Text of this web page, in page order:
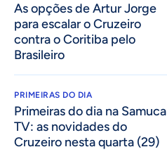
As opções de Artur Jorge
para escalar o Cruzeiro
contra o Coritiba pelo
Brasileiro
PRIMEIRAS DO DIA
Primeiras do dia na Samuca
TV: as novidades do
Cruzeiro nesta quarta (29)